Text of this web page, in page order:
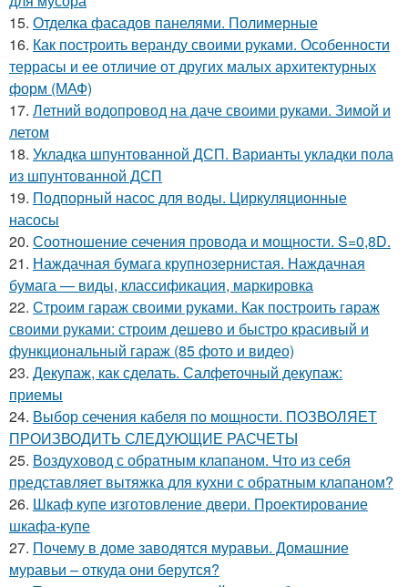
15. Отделка фасадов панелями. Полимерные
16. Как построить веранду своими руками. Особенности
террасы и ее отличие от других малых архитектурных
форм (МАФ)
17. Летний водопровод на даче своими руками. Зимой и
летом
18. Укладка шпунтованной ДСП. Варианты укладки пола
из шпунтованной ДСП
19. Подпорный насос для воды. Циркуляционные
насосы
20. Соотношение сечения провода и мощности. S=0,8D.
21. Наждачная бумага крупнозернистая. Наждачная
бумага — виды, классификация, маркировка
22. Строим гараж своими руками. Как построить гараж
своими руками: строим дешево и быстро красивый и
функциональный гараж (85 фото и видео)
23. Декупаж, как сделать. Салфеточный декупаж:
приемы
24. Выбор сечения кабеля по мощности. ПОЗВОЛЯЕТ
ПРОИЗВОДИТЬ СЛЕДУЮЩИЕ РАСЧЕТЫ
25. Воздуховод с обратным клапаном. Что из себя
представляет вытяжка для кухни с обратным клапаном?
26. Шкаф купе изготовление двери. Проектирование
шкафа-купе
27. Почему в доме заводятся муравьи. Домашние
муравьи – откуда они берутся?